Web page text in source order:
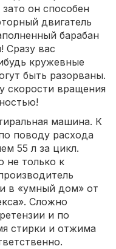
он способен
двигатель
барабан
Сразу вас
кружевные
быть разорваны.
скорости вращения
машина. К
поводу расхода
55 л за цикл.
не только к
в «умный дом» от
Сложно
и по
стирки и отжима